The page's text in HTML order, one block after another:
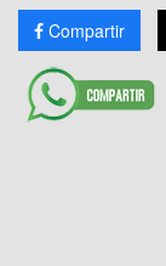
Compartir